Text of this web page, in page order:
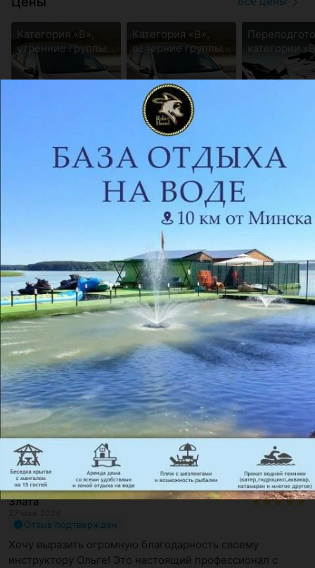
Категория «B»,
утренние группы
(без учета
топлива)
Категория «B»,
вечерние группы
(без учета
топлива)
Цена по запросу
категории
«С» на
«А» (без
Отзывы
Злата
Отзыв подтвержден
Хочу выразить огромную благодарность своему
инструктору Ольге! Это настоящий профессионал с